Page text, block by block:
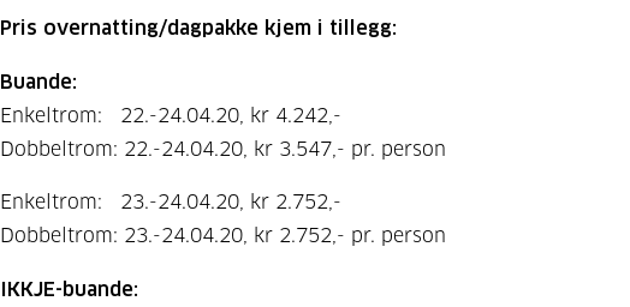
Pris overnatting/dagpakke kjem i tillegg:
Buande:
Enkeltrom: 22.-24.04.20, kr 4.242,-
Dobbeltrom: 22.-24.04.20, kr 3.547,- pr. person
Enkeltrom: 23.-24.04.20, kr 2.752,-
Dobbeltrom: 23.-24.04.20, kr 2.752,- pr. person
IKKJE-buande: